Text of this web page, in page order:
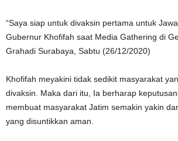
“Saya siap untuk divaksin pertama untuk
Gubernur Khofifah saat Media Gathering di
Grahadi Surabaya, Sabtu (26/12/2020)
Khofifah meyakini tidak sedikit masyarakat
divaksin. Maka dari itu, Ia berharap
membuat masyarakat Jatim semakin yakin
yang disuntikkan aman.